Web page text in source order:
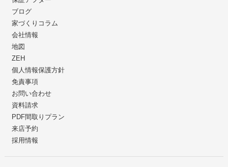
ブログ
家づくりコラム
会社情報
地図
ZEH
個人情報保護方針
免責事項
お問い合わせ
資料請求
PDF間取りプラン
来店予約
採用情報